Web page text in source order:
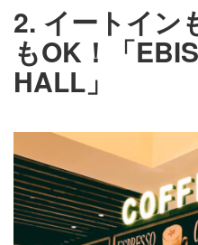
2. イートイン
もOK！「
HALL」